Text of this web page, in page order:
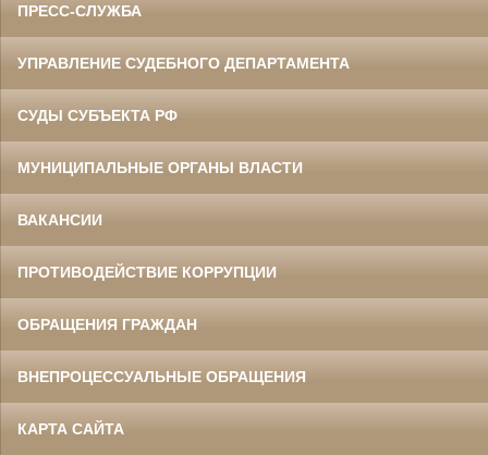
ПРЕСС-СЛУЖБА
УПРАВЛЕНИЕ СУДЕБНОГО ДЕПАРТАМЕНТА
СУДЫ СУБЪЕКТА РФ
МУНИЦИПАЛЬНЫЕ ОРГАНЫ ВЛАСТИ
ВАКАНСИИ
ПРОТИВОДЕЙСТВИЕ КОРРУПЦИИ
ОБРАЩЕНИЯ ГРАЖДАН
ВНЕПРОЦЕССУАЛЬНЫЕ ОБРАЩЕНИЯ
КАРТА САЙТА